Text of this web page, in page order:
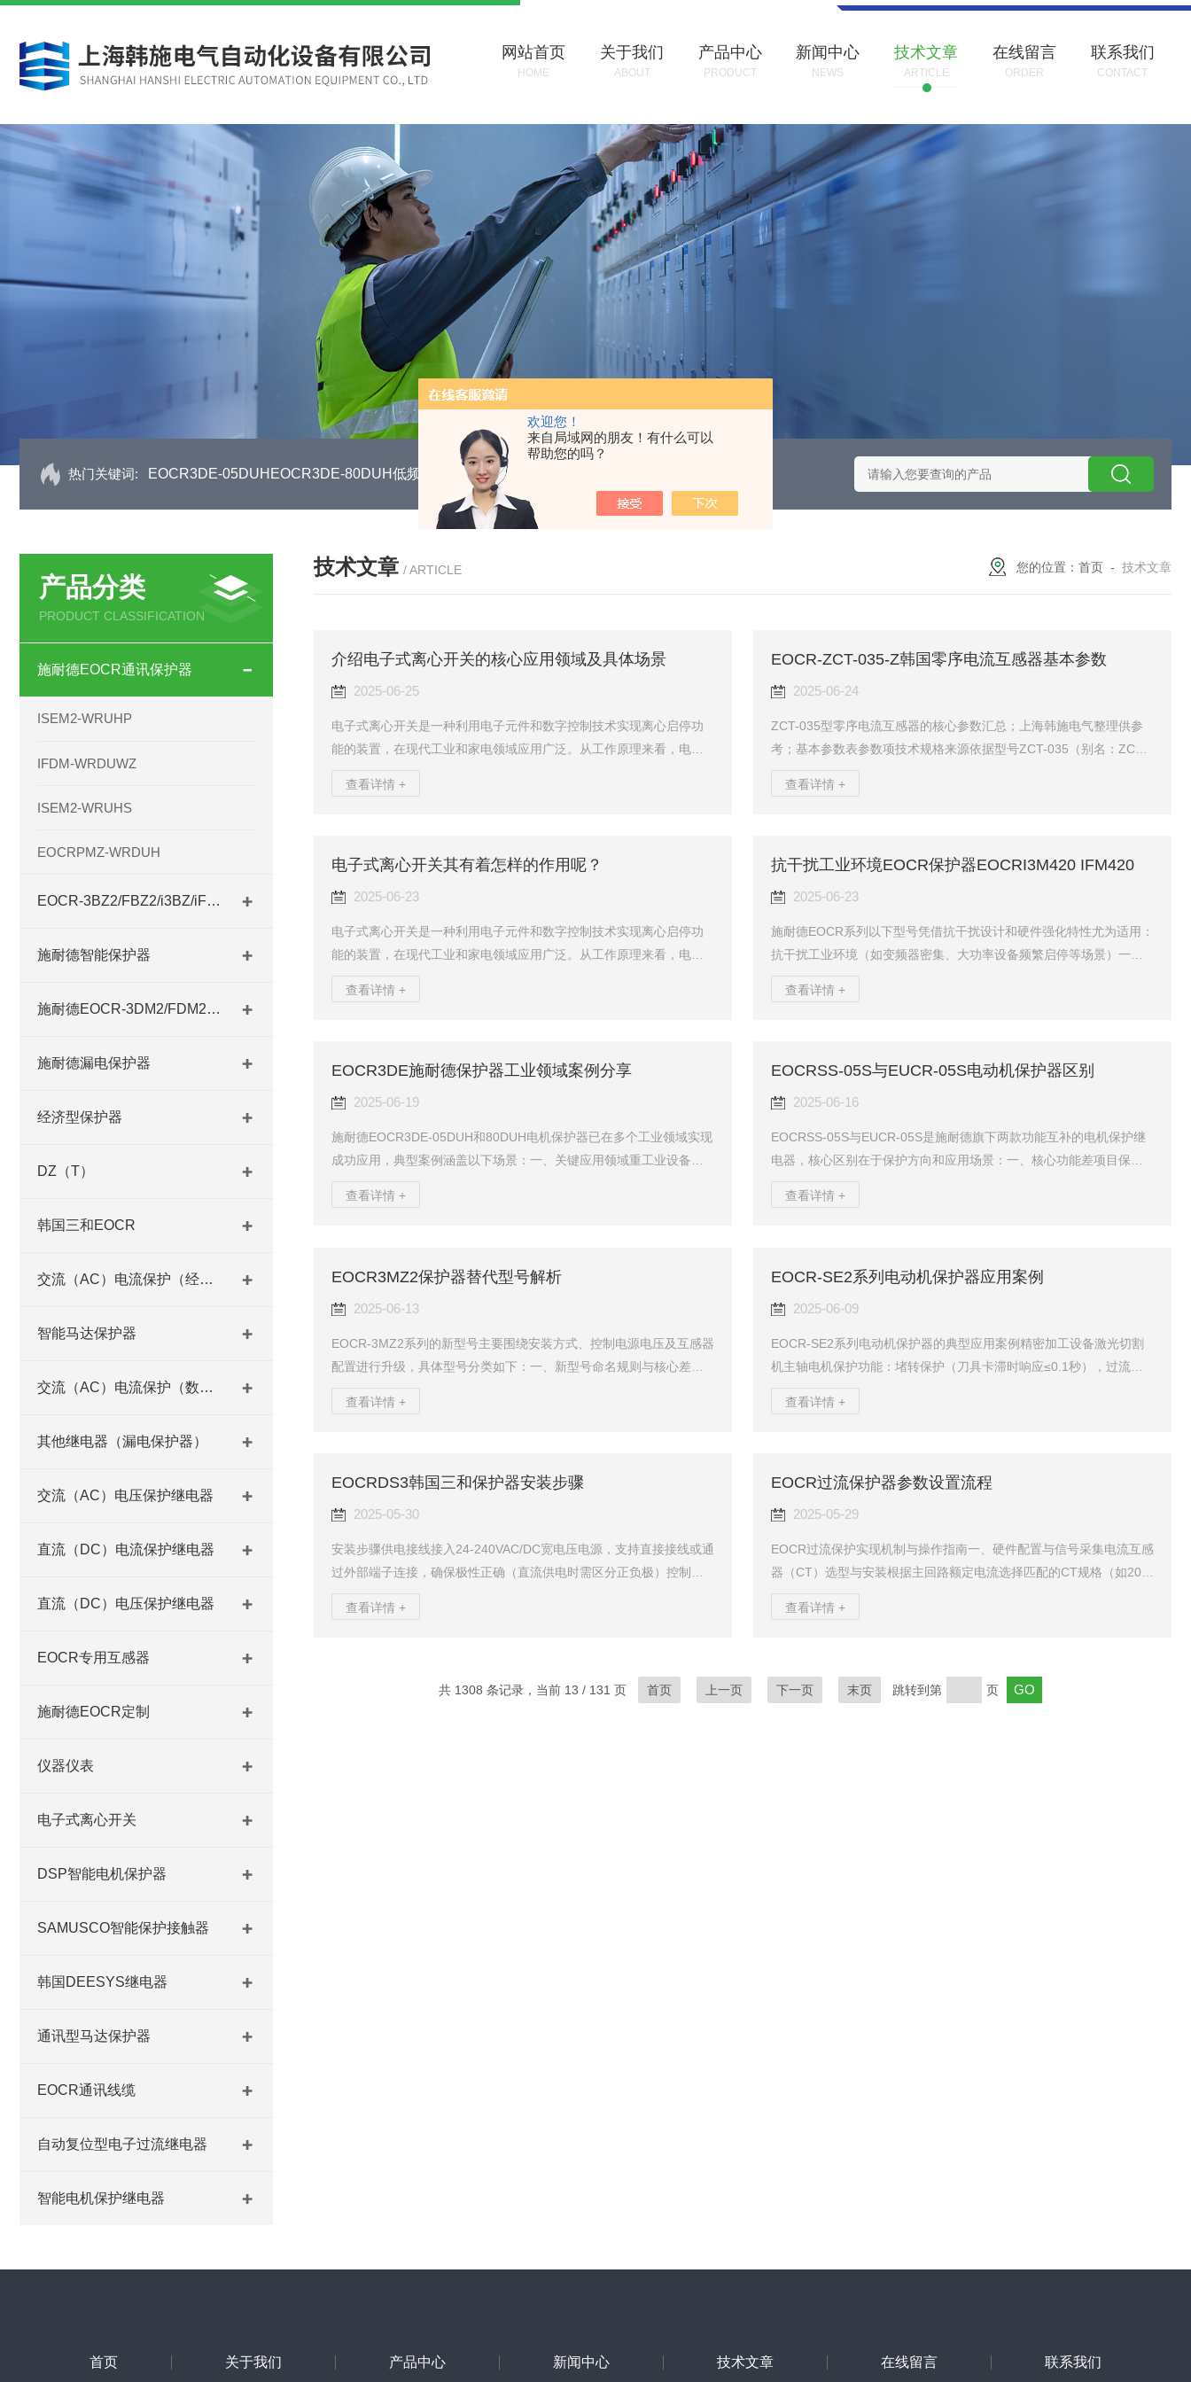
欢迎您！
来自局域网的朋友！有什么可以
帮助您的吗？
网站首页
HOME
关于我们
ABOUT
产品中心
PRODUCT
新闻中心
NEWS
技术文章
ARTICLE
在线留言
ORDER
联系我们
CONTACT
热门关键词: EOCR3DE-05DUHEOCR3DE-80DUH低频功能电机保护继电器 EOCR3DE-80DUHEOCR3DE施耐德智能保护器选型 EOCRSE2-05RSEOCR-SE2施耐德电流保
产品分类
PRODUCT CLASSIFICATION
施耐德EOCR通讯保护器
ISEM2-WRUHP
IFDM-WRDUWZ
ISEM2-WRUHS
EOCRPMZ-WRDUH
EOCR-3BZ2/FBZ2/i3BZ/iFBZ
施耐德智能保护器
施耐德EOCR-3DM2/FDM2系列
施耐德漏电保护器
经济型保护器
DZ（T）
韩国三和EOCR
交流（AC）电流保护（经济型）
智能马达保护器
交流（AC）电流保护（数码型）
其他继电器（漏电保护器）
交流（AC）电压保护继电器
直流（DC）电流保护继电器
直流（DC）电压保护继电器
EOCR专用互感器
施耐德EOCR定制
仪器仪表
电子式离心开关
DSP智能电机保护器
SAMUSCO智能保护接触器
韩国DEESYS继电器
通讯型马达保护器
EOCR通讯线缆
自动复位型电子过流继电器
智能电机保护继电器
技术文章 / ARTICLE 您的位置： 首页 - 技术文章
介绍电子式离心开关的核心应用领域及具体场景
2025-06-25
电子式离心开关是一种利用电子元件和数字控制技术实现离心启停功
能的装置，在现代工业和家电领域应用广泛。从工作原理来看，电子
转速。当电机速度达到额定转速的72%—83%时，就切断启动器，使
避免因过速导致设备损坏。电子式离心开关的应用范围广泛，主要用
查看详情 +
EOCR-ZCT-035-Z韩国零序电流互感器基本参数
2025-06-24
ZCT-035型零序电流互感器的核心参数汇总；上海韩施电气整理供参
考；基本参数表参数项技术规格来源依据型号ZCT-035（别名：ZCT-0
00:5）测量精度±5%（全量程）额定功率10VA额定电压AC600V绝缘
当≥200mA时输出1.5mA信...
查看详情 +
电子式离心开关其有着怎样的作用呢？
2025-06-23
电子式离心开关是一种利用电子元件和数字控制技术实现离心启停功
能的装置，在现代工业和家电领域应用广泛。从工作原理来看，电子
转速。当电机速度达到额定转速的72%—83%时，就切断启动器，使
避免因过速导致设备损坏。电子式离心开关的主要作用：1、电机启动
时绕组切换单相电机（如洗衣机、油烟机电机）：在单相异...
查看详情 +
抗干扰工业环境EOCR保护器EOCRI3M420 IFM420
2025-06-23
施耐德EOCR系列以下型号凭借抗干扰设计和硬件强化特性尤为适用：
抗干扰工业环境（如变频器密集、大功率设备频繁启停等场景）一、
证，抗电磁干扰能力提升50%以上；支持远程监控，减少现场布线受
电磁屏蔽。EOCR-I3DM、EOCR-IFDM：集成故障录波及数字滤波功
能，适...
查看详情 +
EOCR3DE施耐德保护器工业领域案例分享
2025-06-19
施耐德EOCR3DE-05DUH和80DUH电机保护器已在多个工业领域实现
成功应用，典型案例涵盖以下场景：一、关键应用领域重工业设备保
系统，通过±1%精度监测和多级保护（过载、堵转、相不平衡等）显
机床与风机：EOCR3DE-05DUH（0.5-7A）为3.5kW以下小...
查看详情 +
EOCRSS-05S与EUCR-05S电动机保护器区别
2025-06-16
EOCRSS-05S与EUCR-05S是施耐德旗下两款功能互补的电机保护继
电器，核心区别在于保护方向和应用场景：一、核心功能差项目保护
欠载）动作逻辑SS电流于设定值（≥LOAD）时脱扣低于设定值EUCR
位，无自动复位EUCR支持手动复位或定时自动复位（R-Time旋钮）
查看详情 +
EOCR3MZ2保护器替代型号解析
2025-06-13
EOCR-3MZ2系列的新型号主要围绕安装方式、控制电源电压及互感器
配置进行升级，具体型号分类如下：一、新型号命名规则与核心差异
WRAUHZ113MZ2-WRAUTZ窗口型适配大线缆开口尺寸，贯穿型/端
24V型号（C/B后缀）适配直流或低压...
查看详情 +
EOCR-SE2系列电动机保护器应用案例
2025-06-09
EOCR-SE2系列电动机保护器的典型应用案例精密加工设备‌激光切割
机主轴电机‌‌保护功能‌：堵转保护（刀具卡滞时响应≤0.1秒），过流阈
5RS（0.5-6A），通过O-TIME旋钮（0.2-15秒）避开启动电流峰值‌数
波动二、物料搬运系统‌小型起重机升降...
查看详情 +
EOCRDS3韩国三和保护器安装步骤
2025-05-30
安装步骤‌供电接线‌接入24-240VAC/DC宽电压电源，支持直接接线或通
过外部端子连接，确保极性正确（直流供电时需区分正负极）控制回
电流选择对应型号（05S型0.5-6A、30S型3-30A、60S型5-60A），线
35mmDIN导轨安装，机身宽度仅30mm（30S/60...
查看详情 +
EOCR过流保护器参数设置流程
2025-05-29
EOCR过流保护实现机制与操作指南一、硬件配置与信号采集‌电流互感
器（CT）选型与安装‌根据主回路额定电流选择匹配的CT规格（如200/
L出‌方向，避免相位显示错误；反向安装需通过参数修正极性。二次线
C模块进行模数转换。保护器实时计算实际电流值（公式：一次侧电流
查看详情 +
共 1308 条记录，当前 13 / 131 页 首页 上一页 下一页 末页 跳转到第 页
首页 关于我们 产品中心 新闻中心 技术文章 在线留言 联系我们